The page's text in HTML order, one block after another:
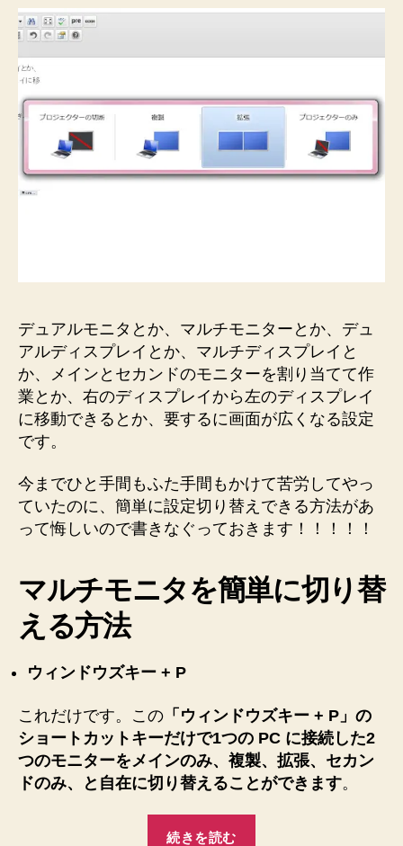
悔
い
1
の
PC
で
接
続
し
て
使
う
へ
の
デュアルモニタとか、マルチモニターとか、デュ
アルディスプレイとか、マルチディスプレイと
か、メインとセカンドのモニターを割り当てて作
業とか、右のディスプレイから左のディスプレイ
に移動できるとか、要するに画面が広くなる設定
です。
今までひと手間もふた手間もかけて苦労してやっ
ていたのに、簡単に設定切り替えできる方法があ
って悔しいので書きなぐっておきます！！！！！
マルチモニタを簡単に切り替
える方法
ウィンドウズキー + P
これだけです。この 「ウィンドウズキー + P」の
ショートカットキーだけで1つの PC に接続した2
つのモニターをメインのみ、複製、拡張、セカン
ドのみ、と自在に切り替えることができます。
続きを読む